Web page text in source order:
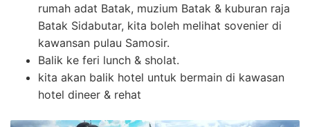
rumah adat Batak, muzium Batak & kuburan raja
Batak Sidabutar, kita boleh melihat sovenier di
kawansan pulau Samosir.
Balik ke feri lunch & sholat.
kita akan balik hotel untuk bermain di kawasan
hotel dineer & rehat